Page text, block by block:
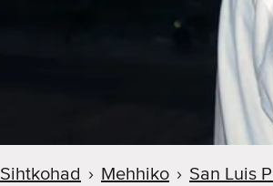
Sihtkohad › Mehhiko › San Luis